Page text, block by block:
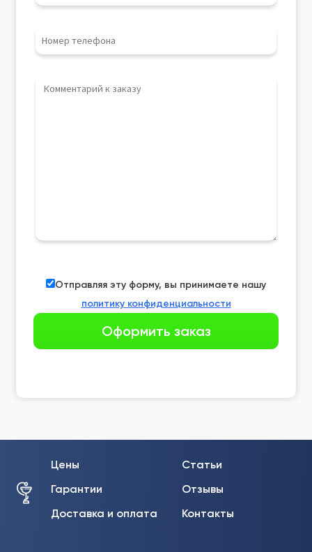
Отправляя эту форму, вы принимаете нашу
политику конфиденциальности
Цены
Гарантии
Доставка и оплата
Статьи
Отзывы
Контакты